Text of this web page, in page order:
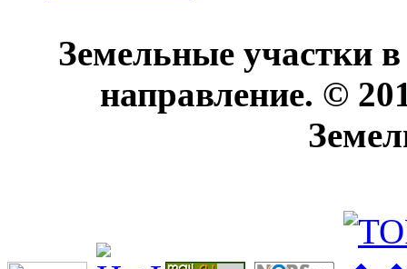
Земельные участки
направление. ©